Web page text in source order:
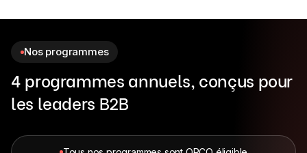
Nos programmes
4 programmes annuels, conçus pour
les leaders B2B